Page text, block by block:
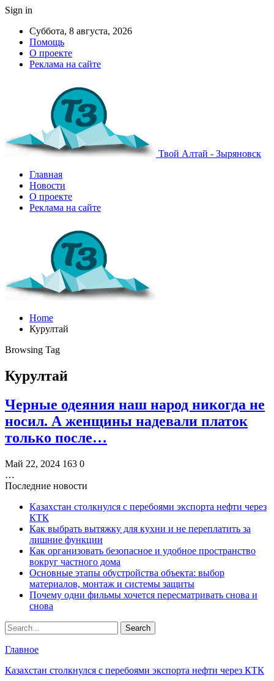
Sign in
Суббота, 8 августа, 2026
Помощь
О проекте
Реклама на сайте
Твой Алтай - Зыряновск
Главная
Новости
О проекте
Реклама на сайте
Home
Курултай
Browsing Tag
Курултай
Черные одеяния наш народ никогда не
носил. А женщины надевали платок
только после…
Май 22, 2024 163 0
…
Последние новости
Казахстан столкнулся с перебоями экспорта нефти через
КТК
Как выбрать вытяжку для кухни и не переплатить за
лишние функции
Как организовать безопасное и удобное пространство
вокруг частного дома
Основные этапы обустройства объекта: выбор
материалов, монтаж и системы защиты
Почему одни фильмы хочется пересматривать снова и
снова
Главное
Казахстан столкнулся с перебоями экспорта нефти через КТК